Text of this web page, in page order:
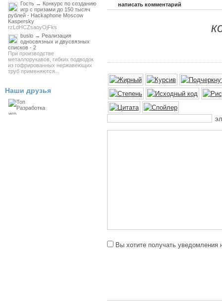
написать комментарий
Вы хотите получать
Гость → Конкурс по созданию
игр с призами до 150 тысяч
рублей - Hackaphone Moscow
Kaspersky
rzLdHCZsaoyOjFks
buslo → Реализация
односвязных и двусвязных
списков - 2
При производстве
металлорукавов, гибких подводок
из гофрированных нержавеющих
труб применяются...
Наши друзья